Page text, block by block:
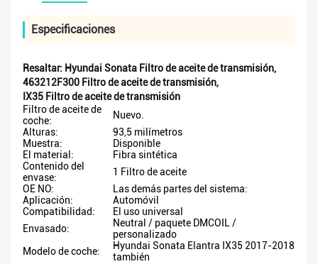
Especificaciones
Resaltar: Hyundai Sonata Filtro de aceite de transmisión,
463212F300 Filtro de aceite de transmisión,
IX35 Filtro de aceite de transmisión
Filtro de aceite de
coche:
Nuevo.
Alturas:
93,5 milímetros
Muestra:
Disponible
El material:
Fibra sintética
Contenido del
envase:
1 Filtro de aceite
OE NO:
Las demás partes del sistema:
Aplicación:
Automóvil
Compatibilidad:
El uso universal
Envasado:
Neutral / paquete DMCOIL /
personalizado
Modelo de coche:
Hyundai Sonata Elantra IX35 2017-2018
también